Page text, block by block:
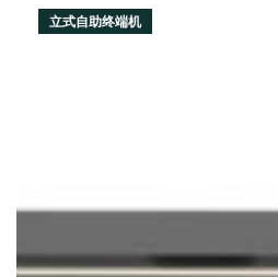
立式自助终端机